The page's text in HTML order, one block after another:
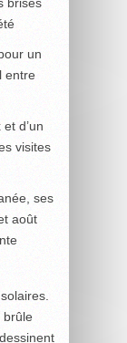
un
entre
d’un
visites
ses
août
brûle